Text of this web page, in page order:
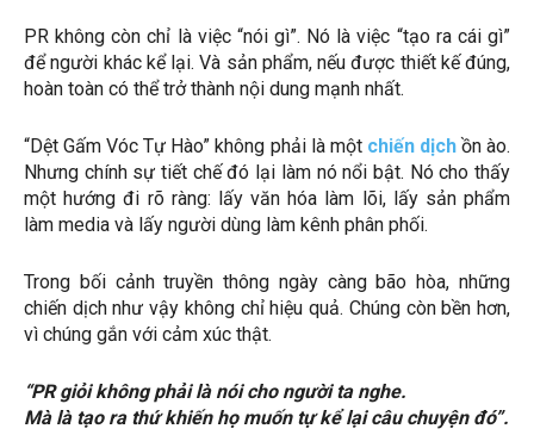
PR không còn chỉ là việc “nói gì”. Nó là việc “tạo ra cái gì”
để người khác kể lại. Và sản phẩm, nếu được thiết kế đúng,
hoàn toàn có thể trở thành nội dung mạnh nhất.
“Dệt Gấm Vóc Tự Hào” không phải là một chiến dịchồn ào.
Nhưng chính sự tiết chế đó lại làm nó nổi bật. Nó cho thấy
một hướng đi rõ ràng: lấy văn hóa làm lõi, lấy sản phẩm
làm media và lấy người dùng làm kênh phân phối.
Trong bối cảnh truyền thông ngày càng bão hòa, những
chiến dịch như vậy không chỉ hiệu quả. Chúng còn bền hơn,
vì chúng gắn với cảm xúc thật.
“PR giỏi không phải là nói cho người ta nghe.
Mà là tạo ra thứ khiến họ muốn tự kể lại câu chuyện đó”.